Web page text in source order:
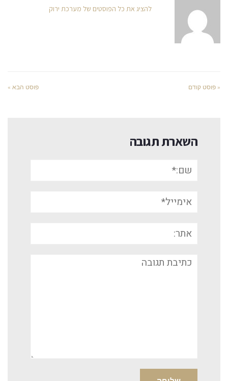
להציג את כל הפוסטים של מערכת ירוק
« פוסט קודם פוסט הבא »
השארת תגובה
אימייל*
תגובה